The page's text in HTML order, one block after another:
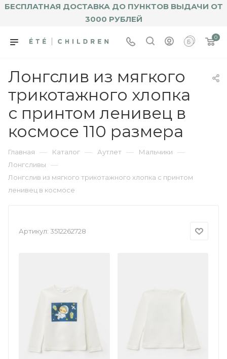
БЕСПЛАТНАЯ ДОСТАВКА ДО ПУНКТОВ ВЫДАЧИ ОТ
3000 РУБЛЕЙ
0
Лонгслив из мягкого
трикотажного хлопка
с принтом ленивец в
космосе 110 размера
Главная — Каталог — Аутлет — Мальчики —
Лонгсливы —
Лонгслив из мягкого трикотажного хлопка с принтом
ленивец в космосе
Артикул: 3512262728